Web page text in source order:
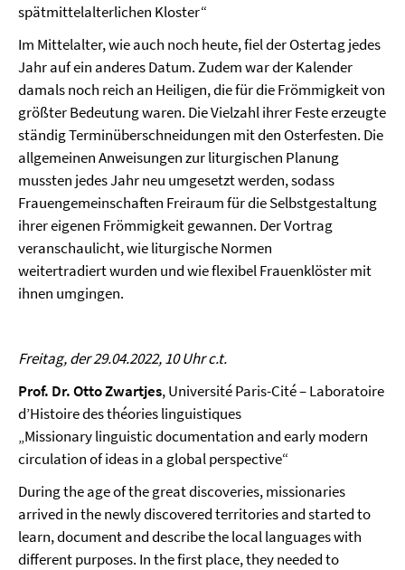
spätmittel­alterlichen Kloster“
Im Mittelalter, wie auch noch heute, fiel der Ostertag jedes
Jahr auf ein anderes Datum. Zudem war der Kalender
damals noch reich an Heiligen, die für die Frömmigkeit von
größter Bedeutung waren. Die Vielzahl ihrer Feste erzeugte
ständig Terminüberschneidungen mit den Osterfesten. Die
allgemeinen Anweisungen zur liturgischen Planung
mussten jedes Jahr neu umgesetzt werden, sodass
Frauengemeinschaften Freiraum für die Selbstgestaltung
ihrer eigenen Frömmigkeit gewannen. Der Vortrag
veranschaulicht, wie liturgische Normen
weitertradiert wurden und wie flexibel Frauenklöster mit
ihnen umgingen.
Freitag, der 29.04.2022, 10 Uhr c.t.
Prof. Dr. Otto Zwartjes, Université Paris-Cité – Laboratoire
d’Histoire des théories linguistiques
„Missionary linguistic documentation and early modern
circulation of ideas in a global perspective“
During the age of the great discoveries, missionaries
arrived in the newly discovered territories and started to
learn, document and describe the local languages with
different purposes. In the first place, they needed to